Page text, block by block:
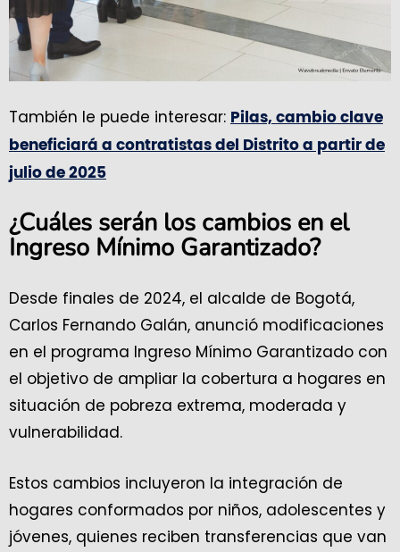
También le puede interesar: Pilas, cambio clave
beneficiará a contratistas del Distrito a partir de
julio de 2025
¿Cuáles serán los cambios en el
Ingreso Mínimo Garantizado?
Desde finales de 2024, el alcalde de Bogotá,
Carlos Fernando Galán, anunció modificaciones
en el programa Ingreso Mínimo Garantizado con
el objetivo de ampliar la cobertura a hogares en
situación de pobreza extrema, moderada y
vulnerabilidad.
Estos cambios incluyeron la integración de
hogares conformados por niños, adolescentes y
jóvenes, quienes reciben transferencias que van